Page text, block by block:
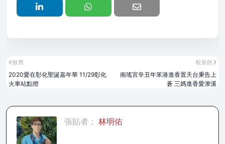
較新的
南瑤宮辛丑年笨港進香置天台秉告上
蒼 三媽進香愛潦溪
較舊
2020愛在彰化聖誕嘉年華 11/29彰化
火車站點燈
張貼者： 林明佑